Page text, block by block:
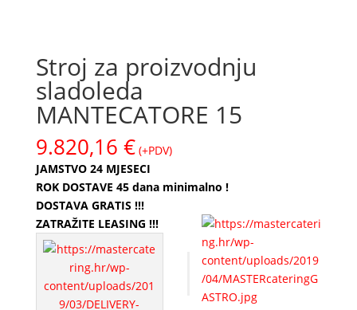
Stroj za proizvodnju
sladoleda
MANTECATORE 15
9.820,16 € (+PDV)
JAMSTVO 24 MJESECI
ROK DOSTAVE 45 dana minimalno !
DOSTAVA GRATIS !!!
ZATRAŽITE LEASING !!!
Stroj
proizvodnju